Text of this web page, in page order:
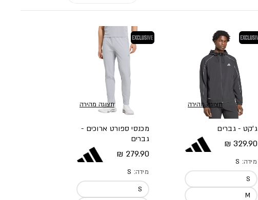
בלעדי
תצוגה מהירה
ג'קט - גברים
מחיר מלא
329.90 ₪
מידה: S
S
M
בלעדי
תצוגה מהירה
מכנסי ספורט ארוכים -
גברים
מחיר מלא
279.90 ₪
מידה: S
S